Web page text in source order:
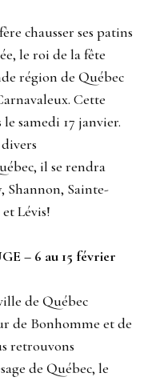
chausser ses patins
le roi de la fête
région de Québec
Cette
samedi 17 janvier.
il se rendra
Shannon, Sainte-
Lévis!
– 6 au 15 février
de Québec
de Bonhomme et de
retrouvons
de Québec, le